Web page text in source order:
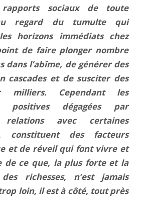
sociaux de toute
regard du tumulte qui
horizons immédiats chez
de faire plonger nombre
dans l’abîme, de générer des
cascades et de susciter des
milliers. Cependant les
positives dégagées par
relations avec certaines
constituent des facteurs
et de réveil qui font vivre et
de ce que, la plus forte et la
richesses, n’est jamais
loin, il est à côté, tout près